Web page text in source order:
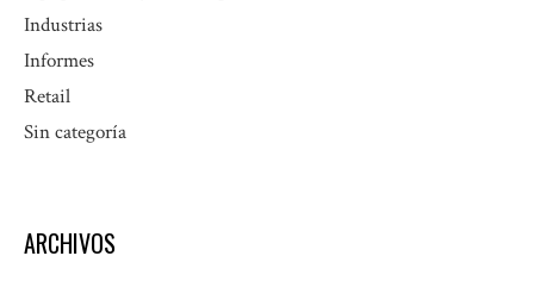
Industrias
Informes
Retail
Sin categoría
ARCHIVOS